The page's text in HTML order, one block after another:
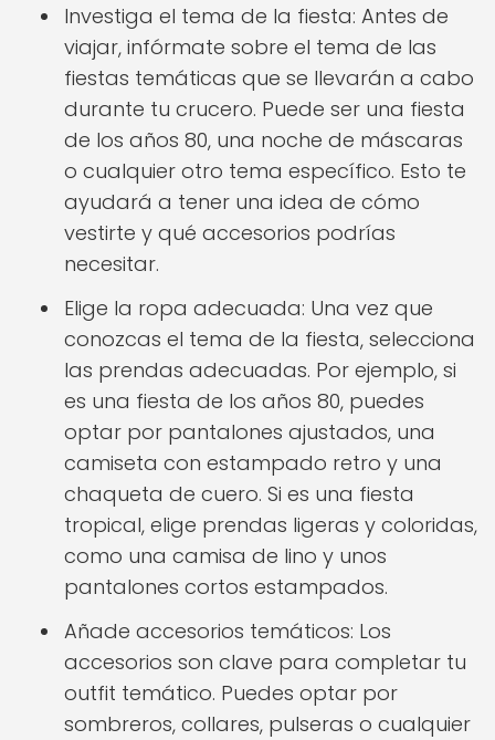
Investiga el tema de la fiesta: Antes de
viajar, infórmate sobre el tema de las
fiestas temáticas que se llevarán a cabo
durante tu crucero. Puede ser una fiesta
de los años 80, una noche de máscaras
o cualquier otro tema específico. Esto te
ayudará a tener una idea de cómo
vestirte y qué accesorios podrías
necesitar.
Elige la ropa adecuada: Una vez que
conozcas el tema de la fiesta, selecciona
las prendas adecuadas. Por ejemplo, si
es una fiesta de los años 80, puedes
optar por pantalones ajustados, una
camiseta con estampado retro y una
chaqueta de cuero. Si es una fiesta
tropical, elige prendas ligeras y coloridas,
como una camisa de lino y unos
pantalones cortos estampados.
Añade accesorios temáticos: Los
accesorios son clave para completar tu
outfit temático. Puedes optar por
sombreros, collares, pulseras o cualquier